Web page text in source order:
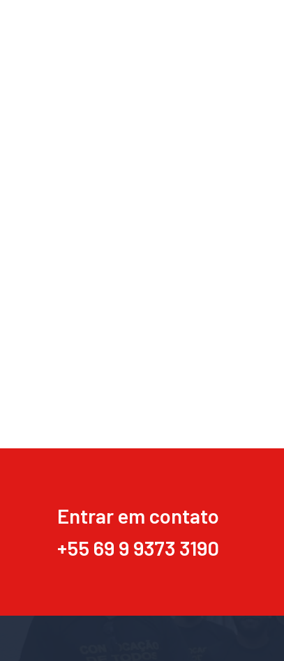
Entrar em contato
+55 69 9 9373 3190